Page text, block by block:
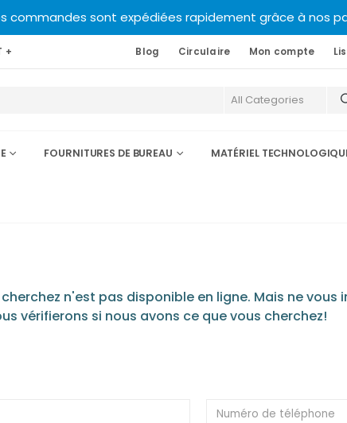
commandes sont expédiées rapidement grâce à nos
+ Blog Circulaire Mon compte
FOURNITURES DE BUREAU MATÉRIEL
n'est pas disponible en ligne. Mais ne
vérifierons si nous avons ce que vous cherchez!